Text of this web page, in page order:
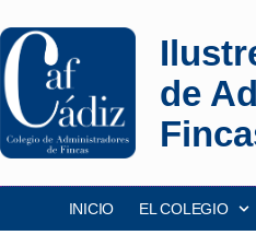
de
INICIO EL COLEGIO